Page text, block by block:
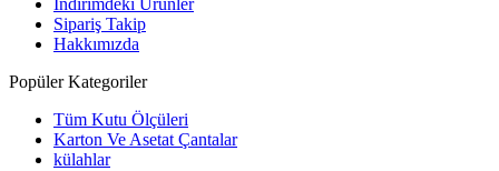
İndirimdeki Ürünler
Sipariş Takip
Hakkımızda
Popüler Kategoriler
Tüm Kutu Ölçüleri
Karton Ve Asetat Çantalar
külahlar